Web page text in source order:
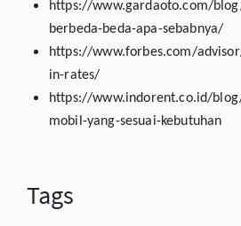
https://www.gardaoto.com/
berbeda-beda-apa-sebabnya/
https://www.forbes.com/
in-rates/
https://www.indorent.co.id/
mobil-yang-sesuai-kebutuhan
Tags